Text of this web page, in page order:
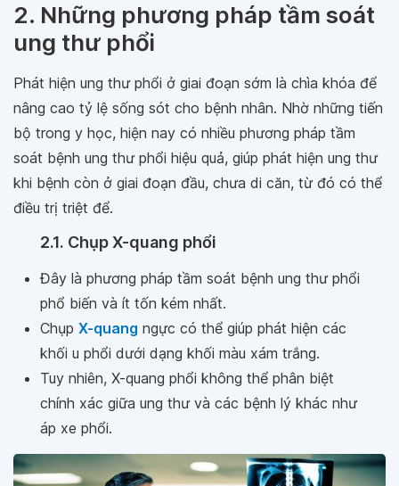
2. Những phương pháp tầm soát
ung thư phổi
Phát hiện ung thư phổi ở giai đoạn sớm là chìa khóa để
nâng cao tỷ lệ sống sót cho bệnh nhân. Nhờ những tiến
bộ trong y học, hiện nay có nhiều phương pháp tầm
soát bệnh ung thư phổi hiệu quả, giúp phát hiện ung thư
khi bệnh còn ở giai đoạn đầu, chưa di căn, từ đó có thể
điều trị triệt để.
2.1. Chụp X-quang phổi
Đây là phương pháp tầm soát bệnh ung thư phổi
phổ biến và ít tốn kém nhất.
Chụp X-quang ngực có thể giúp phát hiện các
khối u phổi dưới dạng khối màu xám trắng.
Tuy nhiên, X-quang phổi không thể phân biệt
chính xác giữa ung thư và các bệnh lý khác như
áp xe phổi.